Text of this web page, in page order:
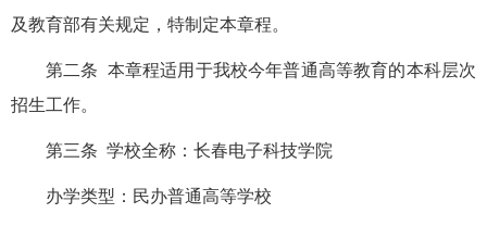
及教育部有关规定，特制定本章程。
第二条 本章程适用于我校今年普通高等教育的本科层次
招生工作。
第三条 学校全称：长春电子科技学院
办学类型：民办普通高等学校